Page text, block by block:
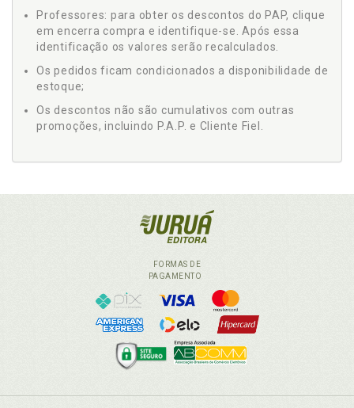
Professores: para obter os descontos do PAP, clique
em encerra compra e identifique-se. Após essa
identificação os valores serão recalculados.
Os pedidos ficam condicionados a disponibilidade de
estoque;
Os descontos não são cumulativos com outras
promoções, incluindo P.A.P. e Cliente Fiel.
FORMAS DE
PAGAMENTO